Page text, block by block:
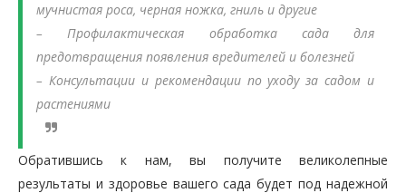
мучнистая роса, черная ножка, гниль и другие
– Профилактическая обработка сада для
предотвращения появления вредителей и болезней
– Консультации и рекомендации по уходу за садом и
растениями
Обратившись к нам, вы получите великолепные
результаты и здоровье вашего сада будет под надежной